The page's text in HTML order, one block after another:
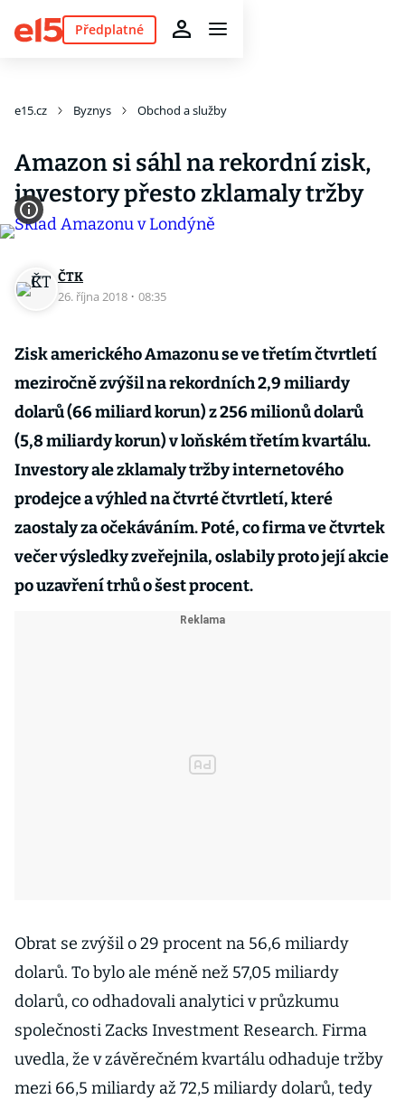
Předplatné
e15.cz Byznys Obchod a služby
Amazon si sáhl na rekordní zisk,
investory přesto zklamaly tržby
ČTK
26. října 2018 · 08:35
Zisk amerického Amazonu se ve třetím čtvrtletí
meziročně zvýšil na rekordních 2,9 miliardy
dolarů (66 miliard korun) z 256 milionů dolarů
(5,8 miliardy korun) v loňském třetím kvartálu.
Investory ale zklamaly tržby internetového
prodejce a výhled na čtvrté čtvrtletí, které
zaostaly za očekáváním. Poté, co firma ve čtvrtek
večer výsledky zveřejnila, oslabily proto její akcie
po uzavření trhů o šest procent.
Obrat se zvýšil o 29 procent na 56,6 miliardy
dolarů. To bylo ale méně než 57,05 miliardy
dolarů, co odhadovali analytici v průzkumu
společnosti Zacks Investment Research. Firma
uvedla, že v závěrečném kvartálu odhaduje tržby
mezi 66,5 miliardy až 72,5 miliardy dolarů, tedy